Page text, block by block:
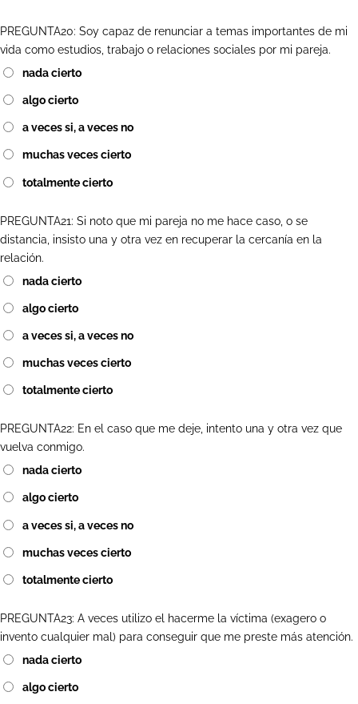
PREGUNTA20: Soy capaz de renunciar a temas importantes de mi
vida como estudios, trabajo o relaciones sociales por mi pareja.
nada cierto
algo cierto
a veces si, a veces no
muchas veces cierto
totalmente cierto
PREGUNTA21: Si noto que mi pareja no me hace caso, o se
distancia, insisto una y otra vez en recuperar la cercanía en la
relación.
nada cierto
algo cierto
a veces si, a veces no
muchas veces cierto
totalmente cierto
PREGUNTA22: En el caso que me deje, intento una y otra vez que
vuelva conmigo.
nada cierto
algo cierto
a veces si, a veces no
muchas veces cierto
totalmente cierto
PREGUNTA23: A veces utilizo el hacerme la víctima (exagero o
invento cualquier mal) para conseguir que me preste más atención.
nada cierto
algo cierto